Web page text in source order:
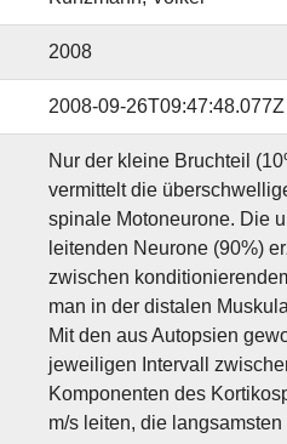
2008
2008-09-26T09:47:48.077Z
Nur der kleine Bruchteil
vermittelt die
spinale Motoneurone. Die
leitenden Neurone (90%)
zwischen
man in der distalen
Mit den aus Autopsien
jeweiligen Intervall
Komponenten des
m/s leiten, die